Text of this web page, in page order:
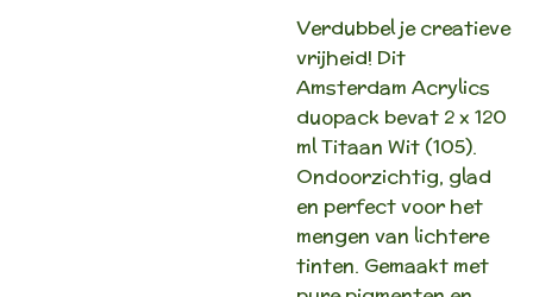
Verdubbel je creatieve
vrijheid! Dit
Amsterdam Acrylics
duopack bevat 2 x 120
ml Titaan Wit (105).
Ondoorzichtig, glad
en perfect voor het
mengen van lichtere
tinten. Gemaakt met